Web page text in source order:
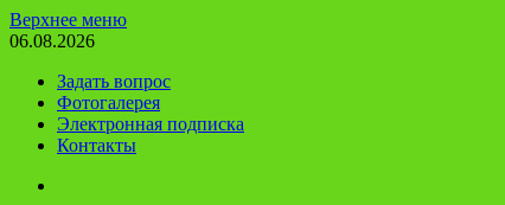
Перейти
к
Верхнее меню
06.08.2026
Задать вопрос
Фотогалерея
Электронная подписка
Контакты